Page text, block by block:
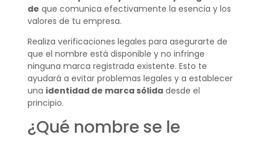
de que comunica efectivamente la esencia y los
valores de tu empresa.
Realiza verificaciones legales para asegurarte de
que el nombre está disponible y no infringe
ninguna marca registrada existente. Esto te
ayudará a evitar problemas legales y a establecer
una identidad de marca sólidadesde el
principio.
¿Qué nombre se le